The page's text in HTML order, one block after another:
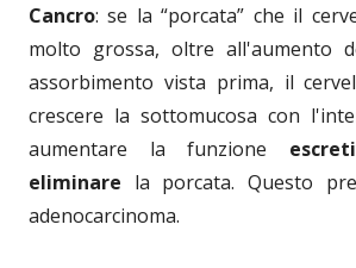
Cancro: se la “porcata” che il
molto grossa, oltre all'aumento
assorbimento vista prima, il
crescere la sottomucosa con
aumentare la funzione
eliminare la porcata. Questo
adenocarcinoma.